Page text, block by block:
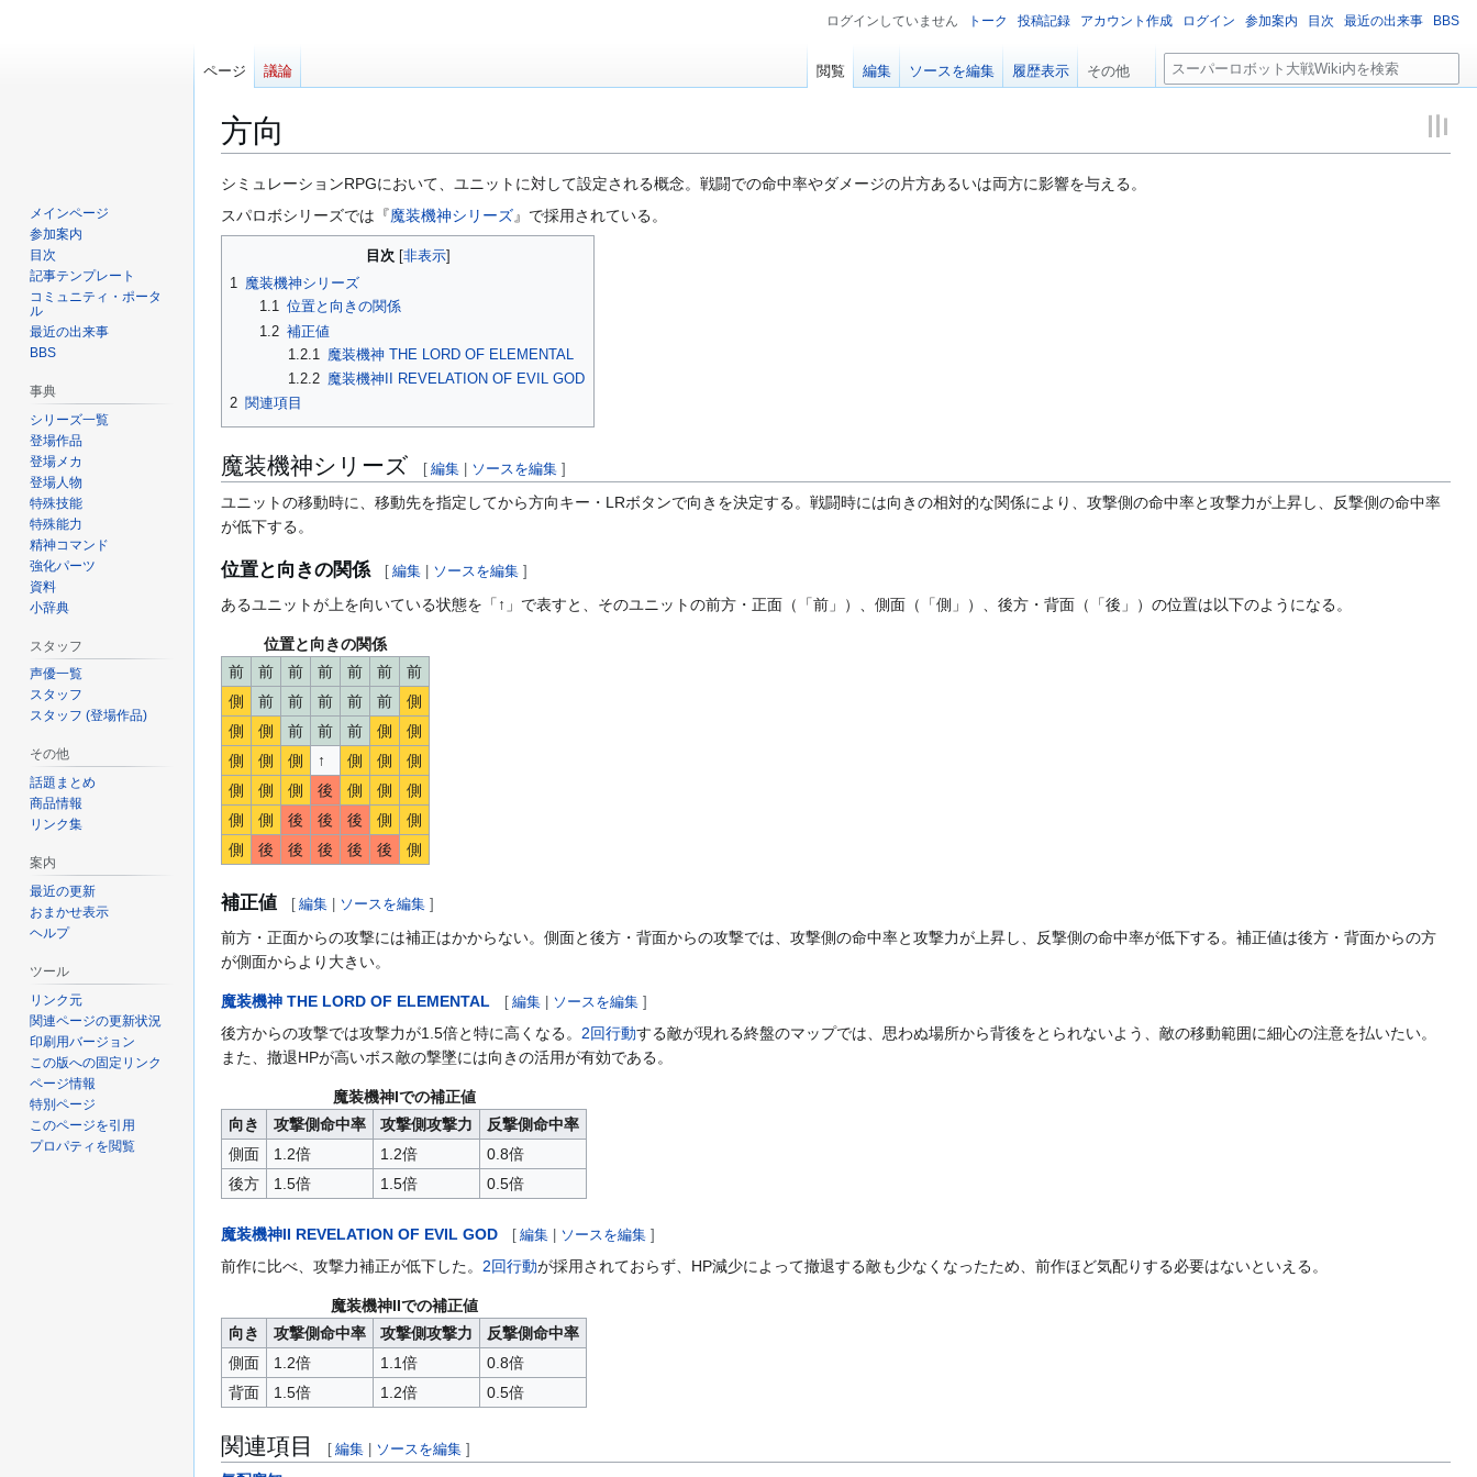
方向
ナ
ビ
ゲ
シ
動
検
索
に
動
シミュレーションRPGにおいて、ユニットに対して設定される概念。戦闘での命中率やダメージの片方あるいは両方に影響を与える。
スパロボシリーズでは『魔装機神シリーズ』で採用されている。
目次
1 魔装機神シリーズ
1.1 位置と向きの関係
1.2 補正値
1.2.1
魔装機神 THE LORD OF ELEMENTAL
1.2.2 魔装機神II REVELATION OF EVIL GOD
2 関連項目
魔装機神シリーズ [ 編集 ソースを編集 ]
ユニットの移動時に、移動先を指定してから方向キー・LRボタンで向きを決定する。戦闘時には向きの相対的な関係により、攻撃側の命中率と攻撃力が上昇し、反撃側の命中率
が低下する。
位置と向きの関係 [ 編集 ソースを編集 ]
あるユニットが上を向いている状態を「↑」で表すと、そのユニットの前方・正面（「前」）、側面（「側」）、後方・背面（「後」）の位置は以下のようになる。
位置と向きの関係
前
前 前 前 前 前
前
側
前 前 前 前 前
側
側
側 前 前 前 側
側
側
側 側 ↑ 側 側
側
側
側 側 後 側 側
側
側
側 後 後 後 側
側
側
後 後 後 後 後 側
補正値 [ 編集 ソースを編集 ]
前方・正面からの攻撃には補正はかからない。側面と後方・背面からの攻撃では、攻撃側の命中率と攻撃力が上昇し、反撃側の命中率が低下する。補正値は後方・背面からの方
が側面からより大きい。
魔装機神 THE LORD OF ELEMENTAL [ 編集 ソースを編集 ]
後方からの攻撃では攻撃力が1.5倍と特に高くなる。 2回行動する敵が現れる終盤のマップでは、思わぬ場所から背後をとられないよう、敵の移動範囲に細心の注意を払いたい。
また、撤退HPが高いボス敵の撃墜には向きの活用が有効である。
魔装機神Iでの補正値
向き
攻撃側命中率 攻撃側攻撃力
反撃側命中率
側面
1.2倍 1.2倍
0.8倍
後方
1.5倍 1.5倍 0.5倍
魔装機神II REVELATION OF EVIL GOD [ 編集 ソースを編集 ]
前作に比べ、攻撃力補正が低下した。 2回行動が採用されておらず、HP減少によって撤退する敵も少なくなったため、前作ほど気配りする必要はないといえる。
魔装機神IIでの補正値
向き
攻撃側命中率 攻撃側攻撃力
反撃側命中率
側面
1.2倍 1.1倍
0.8倍
背面
1.5倍 1.2倍 0.5倍
関連項目 [ 編集 ソースを編集 ]
ログインしていません トーク 投稿記録 アカウント作成 ログイン 参加案内 目次 最近の出来事 BBS
ページ 議論 閲覧 編集 ソースを編集 履歴表示 その他
検
索
メインページ
参加案内
目次
記事テンプレート
コミュニティ・ポータ
ル
最近の出来事
BBS
事典
シリーズ一覧
登場作品
登場メカ
登場人物
特殊技能
特殊能力
精神コマンド
強化パーツ
資料
小辞典
スタッフ
声優一覧
スタッフ
スタッフ (登場作品)
その他
話題まとめ
商品情報
リンク集
案内
最近の更新
おまかせ表示
ヘルプ
ツール
リンク元
関連ページの更新状況
印刷用バージョン
この版への固定リンク
ページ情報
特別ページ
このページを引用
プロパティを閲覧